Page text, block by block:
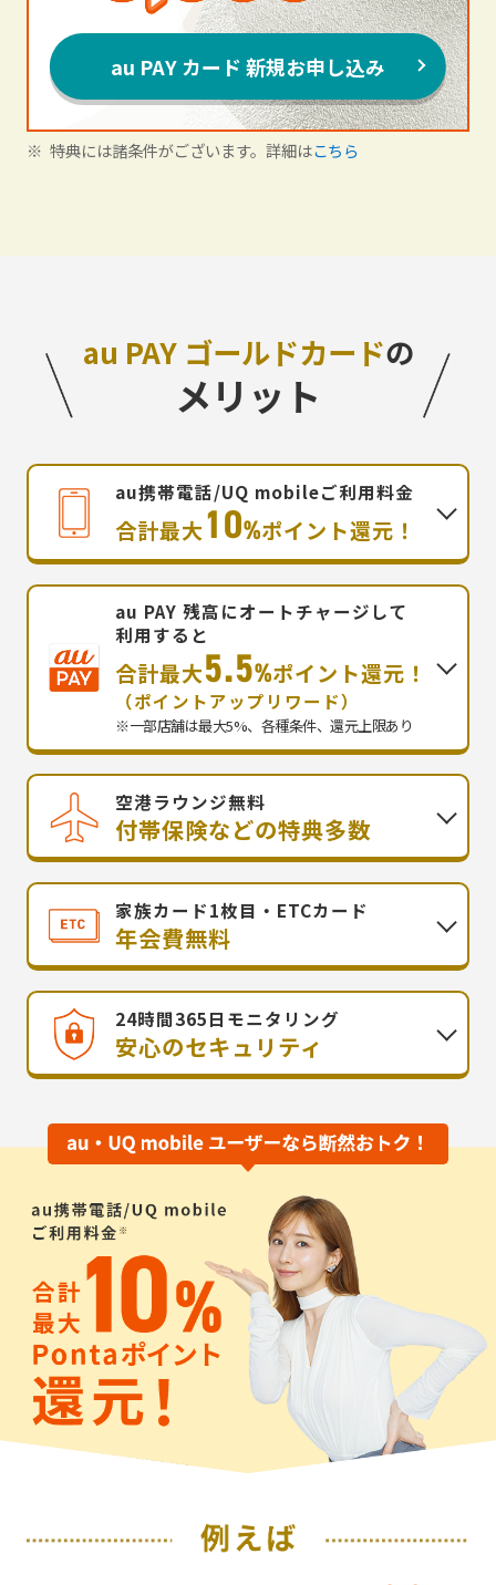
au PAY カード 新規お申し込み
特典には諸条件がございます。詳細はこちら
au PAY ゴールドカードの
メリット
au携帯電話/UQ mobileご利用料金
合計最大10%ポイント還元！
au PAY 残高にオートチャージして
利用すると
合計最大5.5%ポイント還元！
（ポイントアップリワード）
※一部店舗は最大5%、各種条件、還元上限あり
空港ラウンジ無料
付帯保険などの特典多数
家族カード1枚目・ETCカード
年会費無料
24時間365日モニタリング
安心のセキュリティ